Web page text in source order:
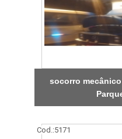
socorro
Cod.:5171